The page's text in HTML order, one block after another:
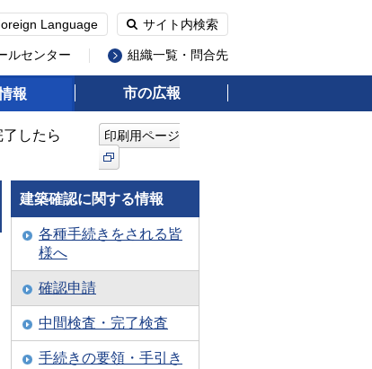
Language サイト内検索
ルセンター 組織一覧・問合先
報 市の広報
したら
印刷用ページ
建築確認に関する情報
各種手続きをされる皆
様へ
確認申請
中間検査・完了検査
手続きの要領・手引き